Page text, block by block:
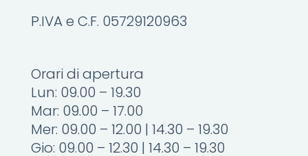
P.IVA e C.F. 05729120963
Orari di apertura
Lun: 09.00 – 19.30
Mar: 09.00 – 17.00
Mer: 09.00 – 12.00 | 14.30 – 19.30
Gio: 09.00 – 12.30 | 14.30 – 19.30